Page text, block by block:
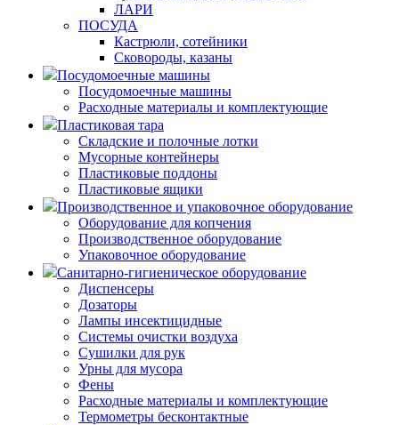
ЛАРИ
ПОСУДА
Кастрюли, сотейники
Сковороды, казаны
Посудомоечные машины
Посудомоечные машины
Расходные материалы и комплектующие
Пластиковая тара
Складские и полочные лотки
Мусорные контейнеры
Пластиковые поддоны
Пластиковые ящики
Производственное и упаковочное оборудование
Оборудование для копчения
Производственное оборудование
Упаковочное оборудование
Санитарно-гигиеническое оборудование
Диспенсеры
Дозаторы
Лампы инсектицидные
Системы очистки воздуха
Сушилки для рук
Урны для мусора
Фены
Расходные материалы и комплектующие
Термометры бесконтактные